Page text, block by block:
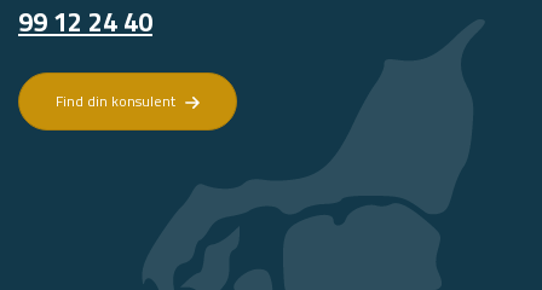
99 12 24 40
Find din konsulent